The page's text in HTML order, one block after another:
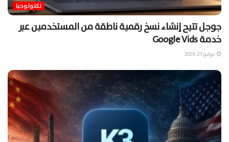
تكنولوجيا
جوجل تتيح إنشاء نسخ رقمية ناطقة من المستخدمين عبر
خدمة Google Vids
يوليو 21, 2026